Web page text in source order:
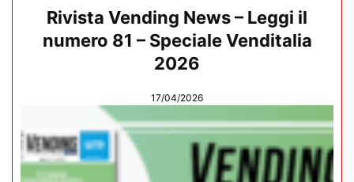
Rivista Vending News – Leggi il
numero 81 – Speciale Venditalia
2026
17/04/2026